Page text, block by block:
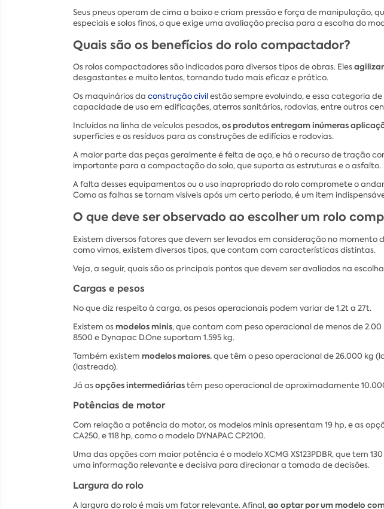
Seus pneus operam de cima a baixo e criam pressão e força de manipulação,
especiais e solos finos, o que exige uma avaliação precisa para a escolha do
Quais são os benefícios do rolo compactador?
Os rolos compactadores são indicados para diversos tipos de obras. Eles
desgastantes e muito lentos, tornando tudo mais eficaz e prático.
Os maquinários da construção civilestão sempre evoluindo, e essa categoria
capacidade de uso em edificações, aterros sanitários, rodovias, entre outros
Incluídos na linha de veículos pesados, os produtos entregam inúmeras
superfícies e os resíduos para as construções de edifícios e rodovias.
A maior parte das peças geralmente é feita de aço, e há o recurso de tração
importante para a compactação do solo, que suporta as estruturas e o asfalto.
A falta desses equipamentos ou o uso inapropriado do rolo compromete o
Como as falhas se tornam visíveis após um certo período, é um item
O que deve ser observado ao escolher um rolo
Existem diversos fatores que devem ser levados em consideração no
como vimos, existem diversos tipos, que contam com características distintas.
Veja, a seguir, quais são os principais pontos que devem ser avaliados na
Cargas e pesos
No que diz respeito à carga, os pesos operacionais podem variar de 1.2t a 27t.
Existem osmodelos minis, que contam com peso operacional de menos de
8500 e Dynapac D.One suportam 1.595 kg.
Também existem modelos maiores.que têm o peso operacional de 26.000 kg
(lastreado).
Já asopções intermediáriastêm peso operacional de aproximadamente
Potências de motor
Com relação a potência do motor, os modelos minis apresentam 19 hp, e as
CA250, e 118 hp, como o modelo DYNAPAC CP2100.
Uma das opções com maior potência é o modelo XCMG XS123PDBR, que tem
uma informação relevante e decisiva para direcionar a tomada de decisões.
Largura do rolo
A largura do rolo é mais um fator relevante. Afinal,ao optar por um modelo